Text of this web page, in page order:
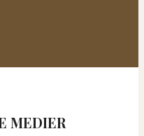
MEDIER